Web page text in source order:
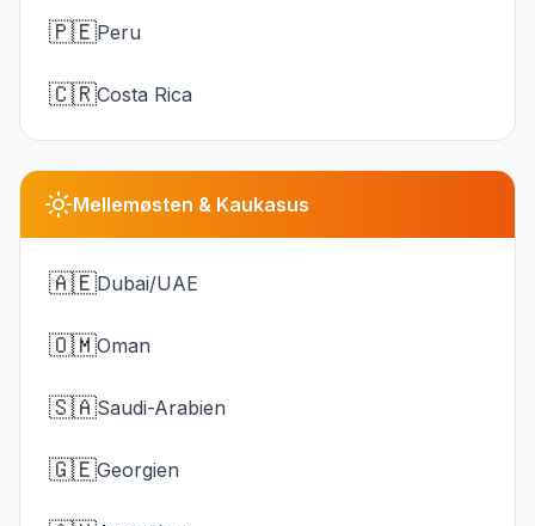
🇵🇪Peru
🇨🇷Costa Rica
Mellemøsten & Kaukasus
🇦🇪Dubai/UAE
🇴🇲Oman
🇸🇦Saudi-Arabien
🇬🇪Georgien